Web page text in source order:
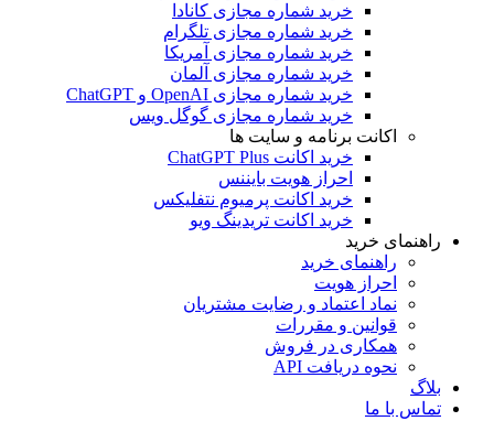
خرید شماره مجازی کانادا
خرید شماره مجازی تلگرام
خرید شماره مجازی آمریکا
خرید شماره مجازی آلمان
خرید شماره مجازی OpenAI و ChatGPT
خرید شماره مجازی گوگل ویس
اکانت برنامه و سایت ها
خرید اکانت ChatGPT Plus
احراز هویت بایننس
خرید اکانت پرمیوم نتفلیکس
خرید اکانت تریدینگ ویو
راهنمای خرید
راهنمای خرید
احراز هویت
نماد اعتماد و رضایت مشتریان
قوانین و مقررات
همکاری در فروش
نحوه دریافت API
بلاگ
تماس با ما